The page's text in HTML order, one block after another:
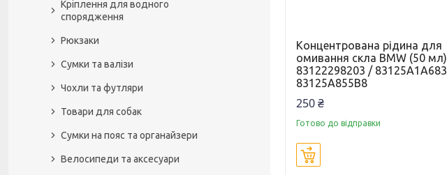
Концентрована рідина для
омивання скла BMW (50 мл)
83122298203 / 83125A1A683
83125A855B8
250 ₴
Готово до відправки
Кріплення для водного
спорядження
Рюкзаки
Сумки та валізи
Чохли та футляри
Товари для собак
Сумки на пояс та органайзери
Велосипеди та аксесуари